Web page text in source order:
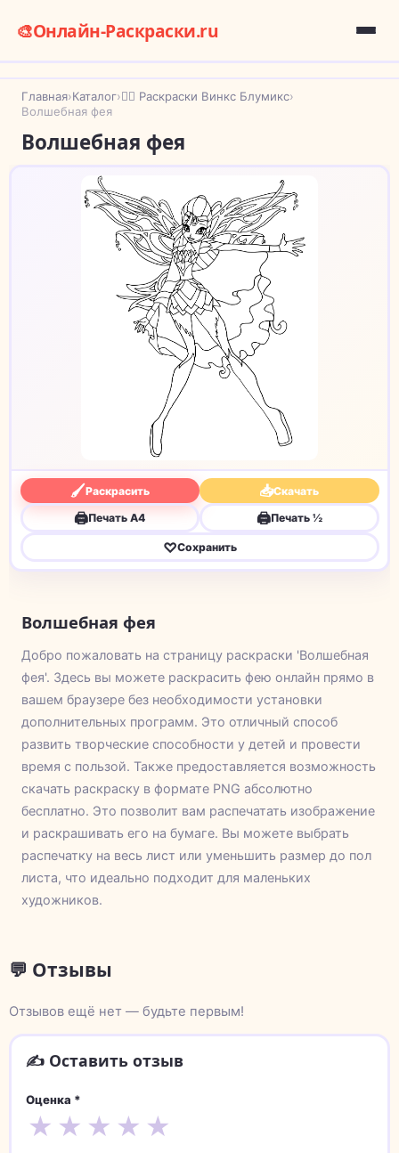
🎨Онлайн-Раскраски.ru
Главная›Каталог›🧚‍♀️ Раскраски Винкс Блумикс›
Волшебная фея
Волшебная фея
🖌Раскрасить 📥Скачать
🖨Печать A4 🖨Печать ½
♡Сохранить
Волшебная фея
Добро пожаловать на страницу раскраски 'Волшебная
фея'. Здесь вы можете раскрасить фею онлайн прямо в
вашем браузере без необходимости установки
дополнительных программ. Это отличный способ
развить творческие способности у детей и провести
время с пользой. Также предоставляется возможность
скачать раскраску в формате PNG абсолютно
бесплатно. Это позволит вам распечатать изображение
и раскрашивать его на бумаге. Вы можете выбрать
распечатку на весь лист или уменьшить размер до пол
листа, что идеально подходит для маленьких
художников.
💬 Отзывы
Отзывов ещё нет — будьте первым!
✍️ Оставить отзыв
Оценка *
★ ★ ★ ★ ★